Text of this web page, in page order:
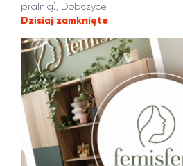
pralnią), Dobczyce
Dzisiaj zamknięte